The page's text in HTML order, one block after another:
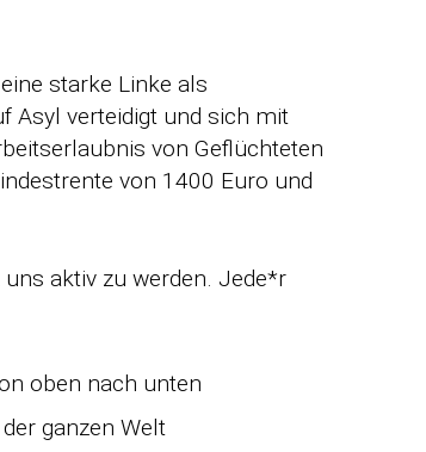
starke Linke als
Asyl verteidigt und sich mit
von Geflüchteten
von 1400 Euro und
aktiv zu werden. Jede*r
oben nach unten
ganzen Welt